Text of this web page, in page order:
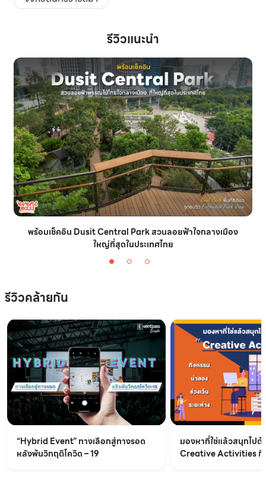
รีวิวแนะนำ
พร้อมเช็คอิน Dusit Central Park สวนลอยฟ้าใจกลางเมือง
ใหญ่ที่สุดในประเทศไทย
รีวิวคล้ายกัน
“Hybrid Event” ทางเลือกสู่ทางรอด
หลังพ้นวิกฤติโควิด – 19
มองหาที่ใช่แล้วสนุกไป
Creative Activities กิ